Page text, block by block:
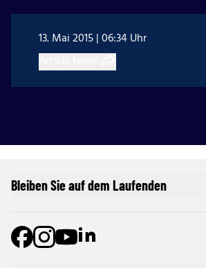
13. Mai 2015 | 06:34 Uhr
Bleiben Sie auf dem Laufenden